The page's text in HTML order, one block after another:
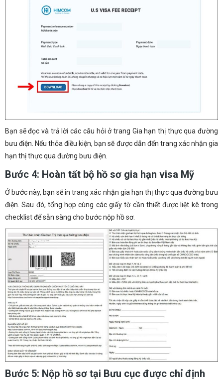
Bạn sẽ đọc và trả lời các câu hỏi ở trang Gia hạn thị thực qua đường
bưu điện. Nếu thỏa điều kiện, bạn sẽ được dẫn đến trang xác nhận gia
hạn thị thực qua đường bưu điện.
Bước 4: Hoàn tất bộ hồ sơ gia hạn visa Mỹ
Ở bước này, bạn sẽ in trang xác nhận gia hạn thị thực qua đường bưu
điện. Sau đó, tổng hợp cùng các giấy tờ cần thiết được liệt kê trong
checklist để sẵn sàng cho bước nộp hồ sơ.
Bước 5: Nộp hồ sơ tại Bưu cục được chỉ định